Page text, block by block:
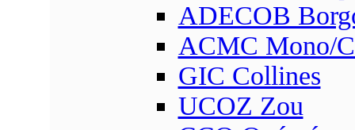
ADECOB
ACMC Mono/
GIC Collines
UCOZ Zou